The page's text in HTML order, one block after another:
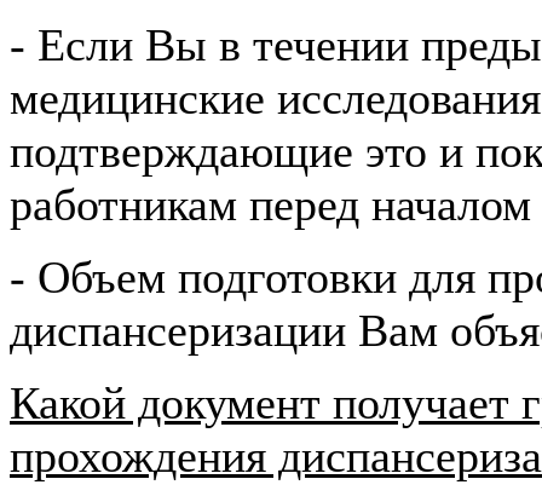
- Если Вы в течении
медицинские
подтверждающие это и
работникам перед
- Объем подготовки для
диспансеризации Вам
Какой документ получает
прохождения